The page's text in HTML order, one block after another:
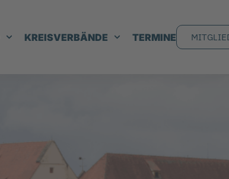
KREISVERBÄNDE TERMINE